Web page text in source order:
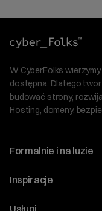
W CyberFolks
dostępna. Dlatego
budować strony,
Hosting, domeny,
Formalnie i na luzie
O nas
Inspiracje
Blog
Usługi